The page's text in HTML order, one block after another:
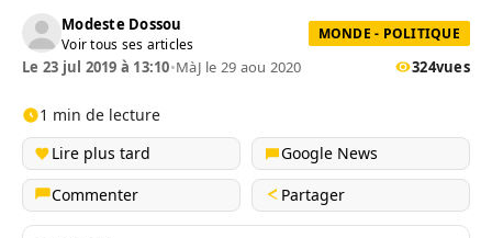
Modeste Dossou
Voir tous ses articles
MONDE - POLITIQUE
Le 23 jul 2019 à 13:10•MàJ le 29 aou 2020 324vues
1 min de lecture
Lire plus tard
Google News
Commenter
Partager